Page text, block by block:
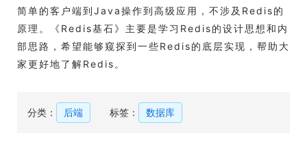
简单的客户端到Java操作到高级应用，不涉及Redis的
原理。《Redis基石》主要是学习Redis的设计思想和内
部思路，希望能够窥探到一些Redis的底层实现，帮助大
家更好地了解Redis。
分类： 后端 标签： 数据库